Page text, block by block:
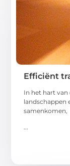
Efficiënt
In het hart
landschappen
samenkomen,